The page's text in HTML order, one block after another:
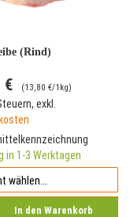
(Rind)
€ (13,80 €/1kg)
, exkl.
in 1-3 Werktagen
In den Warenkorb